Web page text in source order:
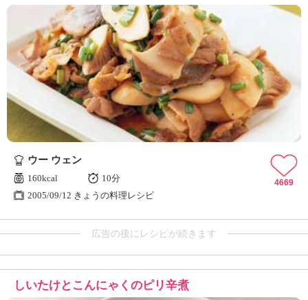
ウー ウェン
160kcal
10分
2005/09/12 きょうの料理レシピ
4669
広告の後にレシピが続きます
しいたけとこんにゃくのピリ辛煮